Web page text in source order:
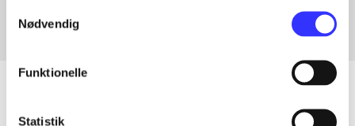
Nødvendig
Funktionelle
Statistik